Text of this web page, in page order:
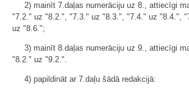
2) mainīt 7.daļas numerāciju uz 8., attiecīgi
"7.2." uz "8.2.", "7.3." uz "8.3.", "7.4." uz "8.4.",
uz "8.6.";
3) mainīt 8.daļas numerāciju uz 9., attiecīgi
"8.2." uz "9.2.".
4) papildināt ar 7.daļu šādā redakcijā: